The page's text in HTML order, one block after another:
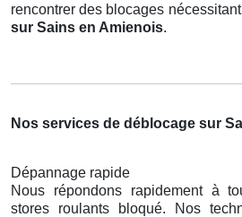
rencontrer des blocages
sur Sains en Amienois.
Nos services de déblocage sur
Dépannage rapide
Nous répondons rapidement à
stores roulants bloqué. Nos